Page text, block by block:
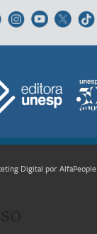
Digital por AlfaPeople